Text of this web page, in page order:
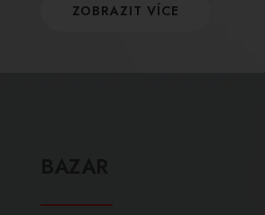
ZOBRAZIT VÍCE